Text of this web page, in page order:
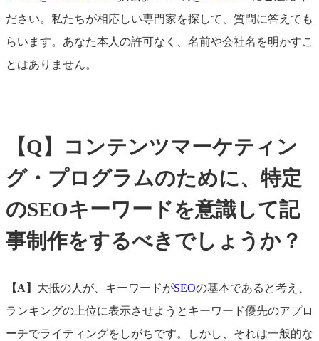
ださい。私たちが相応しい専門家を探して、質問に答えても
らいます。あなた本人の許可なく、名前や会社名を明かすこ
とはありません。
【Q】コンテンツマーケティン
グ・プログラムのために、特定
のSEOキーワードを意識して記
事制作をするべきでしょうか？
【A】 大抵の人が、キーワードがSEOの基本であると考え、
ランキングの上位に表示させようとキーワード優先のアプロ
ーチでライティングをしがちです。しかし、それは一般的な